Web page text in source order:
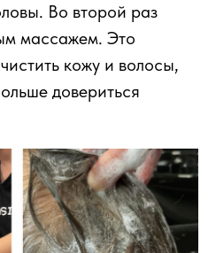
Во второй раз
массажем. Это
кожу и волосы,
довериться